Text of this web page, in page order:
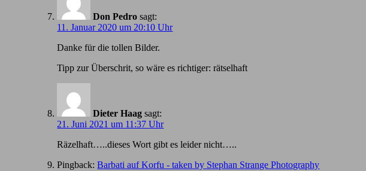
Don Pedro sagt:
11. Januar 2020 um 20:10 Uhr
Danke für die tollen Bilder.
Tipp zur Überschrit, so wäre es richtiger: rätselhaft
Dieter Haag sagt:
21. Juni 2021 um 11:37 Uhr
Räzelhaft…..dieses Wort gibt es leider nicht…..
Pingback:Barbati auf Korfu - taken by Stephan Strange Photography